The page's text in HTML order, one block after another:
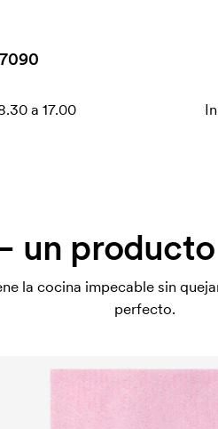
a 17.00
un
la cocina impecable sin
perfecto.